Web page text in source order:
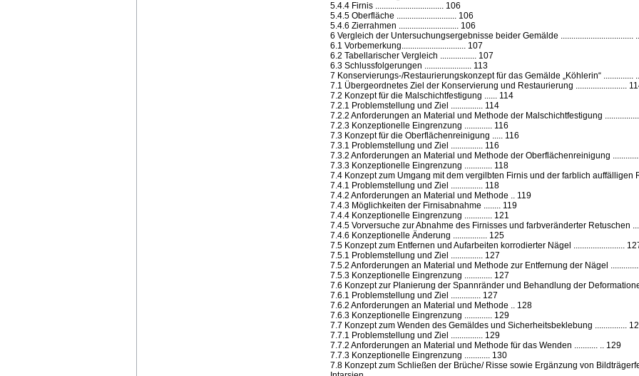
5.4.4 Firnis ................................ 106
5.4.5 Oberfläche ............................ 106
5.4.6 Zierrahmen ............................ 106
6 Vergleich der Untersuchungsergebnisse beider Gemälde ..................................
6.1 Vorbemerkung.............................. 107
6.2 Tabellarischer Vergleich ................. 107
6.3 Schlussfolgerungen ...................... 113
7 Konservierungs-/Restaurierungskonzept für das Gemälde „Köhlerin“ ..............
7.1 Übergeordnetes Ziel der Konservierung und Restaurierung ........................
7.2 Konzept für die Malschichtfestigung ...... 114
7.2.1 Problemstellung und Ziel ............... 114
7.2.2 Anforderungen an Material und Methode der Malschichtfestigung
7.2.3 Konzeptionelle Eingrenzung ............. 116
7.3 Konzept für die Oberflächenreinigung ..... 116
7.3.1 Problemstellung und Ziel ............... 116
7.3.2 Anforderungen an Material und Methode der Oberflächenreinigung
7.3.3 Konzeptionelle Eingrenzung ............. 118
7.4 Konzept zum Umgang mit dem vergilbten Firnis und der farblich auffälligen
7.4.1 Problemstellung und Ziel ............... 118
7.4.2 Anforderungen an Material und Methode .. 119
7.4.3 Möglichkeiten der Firnisabnahme ........ 119
7.4.4 Konzeptionelle Eingrenzung ............. 121
7.4.5 Vorversuche zur Abnahme des Firnisses und farbveränderter Retuschen
7.4.6 Konzeptionelle Änderung ................ 125
7.5 Konzept zum Entfernen und Aufarbeiten korrodierter Nägel ........................
7.5.1 Problemstellung und Ziel ............... 127
7.5.2 Anforderungen an Material und Methode zur Entfernung der Nägel
7.5.3 Konzeptionelle Eingrenzung ............. 127
7.6 Konzept zur Planierung der Spannränder und Behandlung der
7.6.1 Problemstellung und Ziel .............. 127
7.6.2 Anforderungen an Material und Methode .. 128
7.6.3 Konzeptionelle Eingrenzung ............. 129
7.7 Konzept zum Wenden des Gemäldes und Sicherheitsbeklebung ...............
7.7.1 Problemstellung und Ziel ............... 129
7.7.2 Anforderungen an Material und Methode für das Wenden ........... .. 129
7.7.3 Konzeptionelle Eingrenzung ............ 130
7.8 Konzept zum Schließen der Brüche/ Risse sowie Ergänzung von